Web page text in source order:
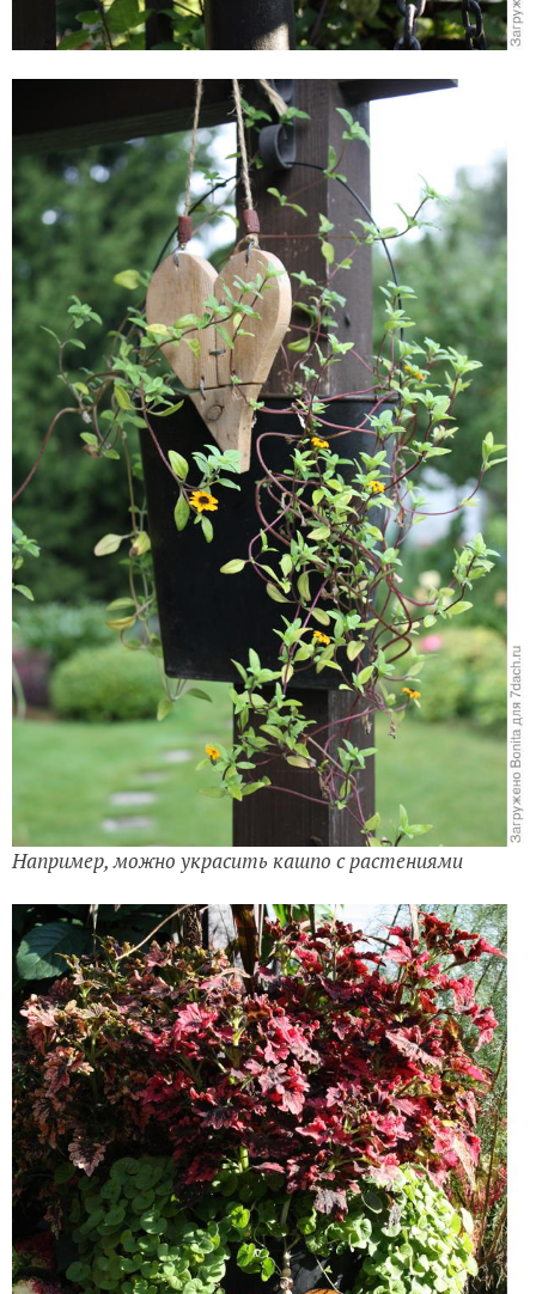
Например, можно украсить кашпо с растениями